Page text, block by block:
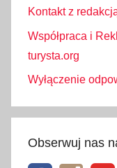
Kontakt z
Współpraca i
turysta.org
Wyłączenie
Obserwuj nas